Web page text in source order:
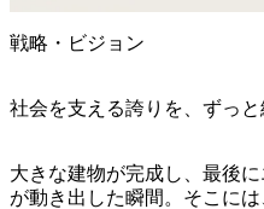
戦略・ビジョン
社会を支える誇りを、ずっと
大きな建物が完成し、最後
が動き出した瞬間。そこに